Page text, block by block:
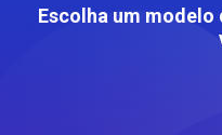
Escolha um